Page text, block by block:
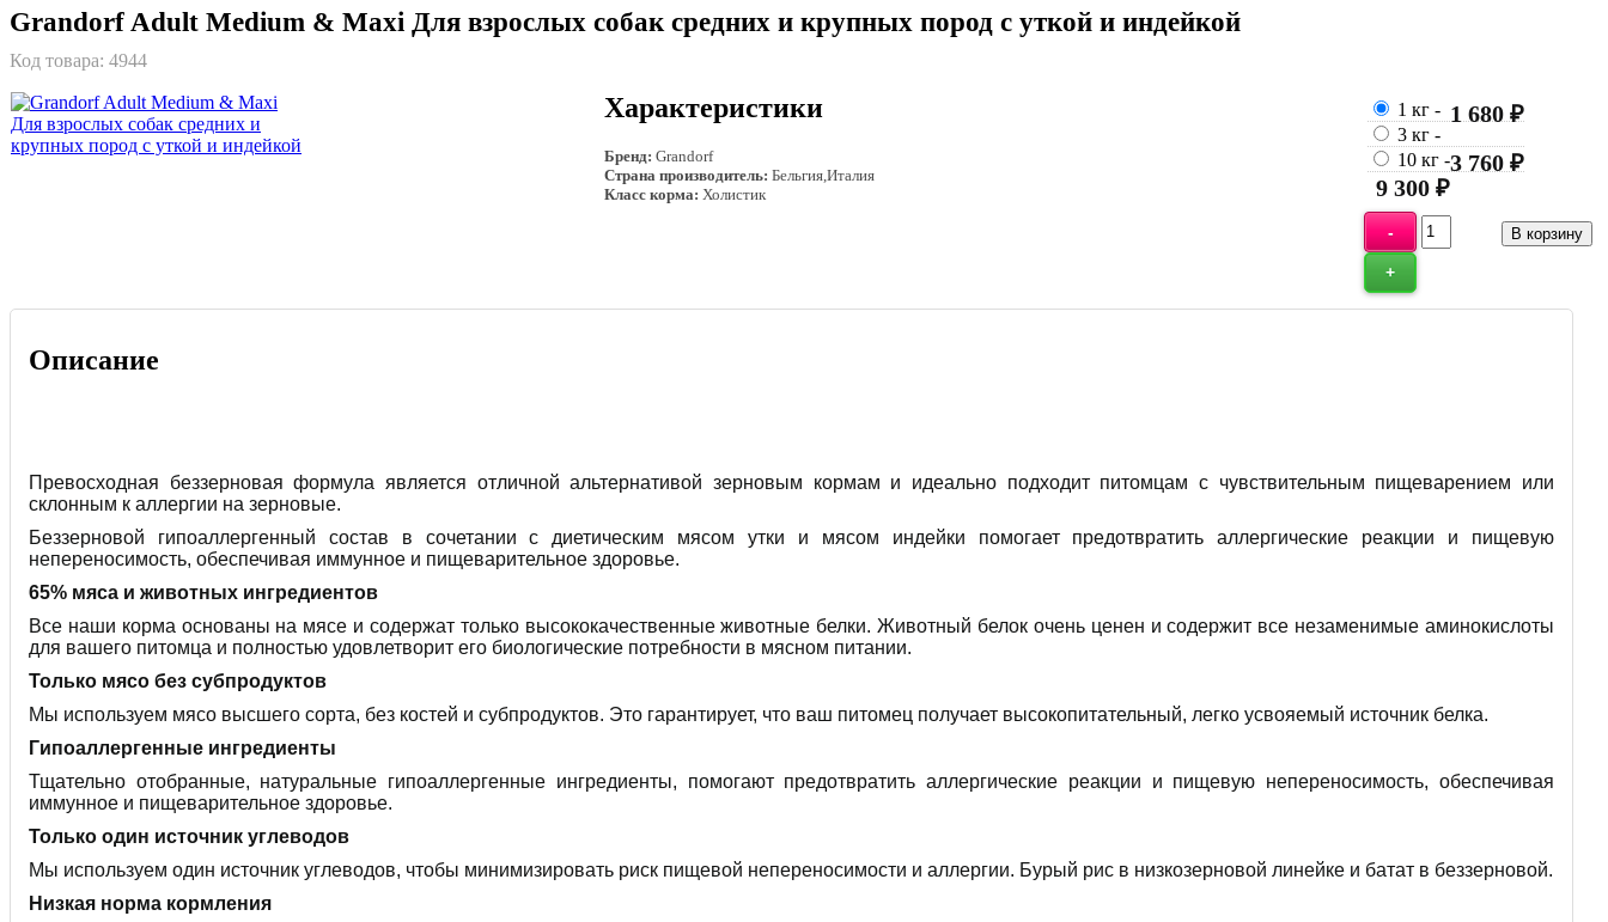
Grandorf Adult Medium & Maxi Для взрослых собак средних и крупных пород с уткой и индейкой
Код товара: 4944
Характеристики
Бренд: Grandorf
Страна производитель: Бельгия,Италия
Класс корма: Холистик
1 кг - 1 680 ₽
3 кг -
3 760 ₽
10 кг -
9 300 ₽
Описание
Превосходная беззерновая формула является отличной альтернативой зерновым кормам и идеально подходит питомцам с чувствительным пищеварением или
склонным к аллергии на зерновые.
Беззерновой гипоаллергенный состав в сочетании с диетическим мясом утки и мясом индейки помогает предотвратить аллергические реакции и пищевую
непереносимость, обеспечивая иммунное и пищеварительное здоровье.
65% мяса и животных ингредиентов
Все наши корма основаны на мясе и содержат только высококачественные животные белки. Животный белок очень ценен и содержит все незаменимые аминокислоты
для вашего питомца и полностью удовлетворит его биологические потребности в мясном питании.
Только мясо без субпродуктов
Мы используем мясо высшего сорта, без костей и субпродуктов. Это гарантирует, что ваш питомец получает высокопитательный, легко усвояемый источник белка.
Гипоаллергенные ингредиенты
Тщательно отобранные, натуральные гипоаллергенные ингредиенты, помогают предотвратить аллергические реакции и пищевую непереносимость, обеспечивая
иммунное и пищеварительное здоровье.
Только один источник углеводов
Мы используем один источник углеводов, чтобы минимизировать риск пищевой непереносимости и аллергии. Бурый рис в низкозерновой линейке и батат в беззерновой.
Низкая норма кормления